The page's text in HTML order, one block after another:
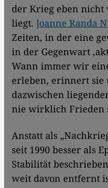
der Krieg eben
liegt. Joanne Randa
Zeiten, in der eine
in der Gegenwart
Wann immer wir
erleben, erinnert sie
dazwischen
nie wirklich Frieden
Anstatt als
seit 1990 besser als
Stabilität
weit davon entfernt